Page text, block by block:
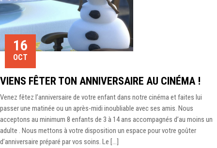
16
OCT
VIENS FÊTER TON ANNIVERSAIRE AU CINÉMA !
Venez fêtez l’anniversaire de votre enfant dans notre cinéma et faites lui
passer une matinée ou un après-midi inoubliable avec ses amis. Nous
acceptons au minimum 8 enfants de 3 à 14 ans accompagnés d’au moins un
adulte . Nous mettons à votre disposition un espace pour votre goûter
d’anniversaire préparé par vos soins. Le […]